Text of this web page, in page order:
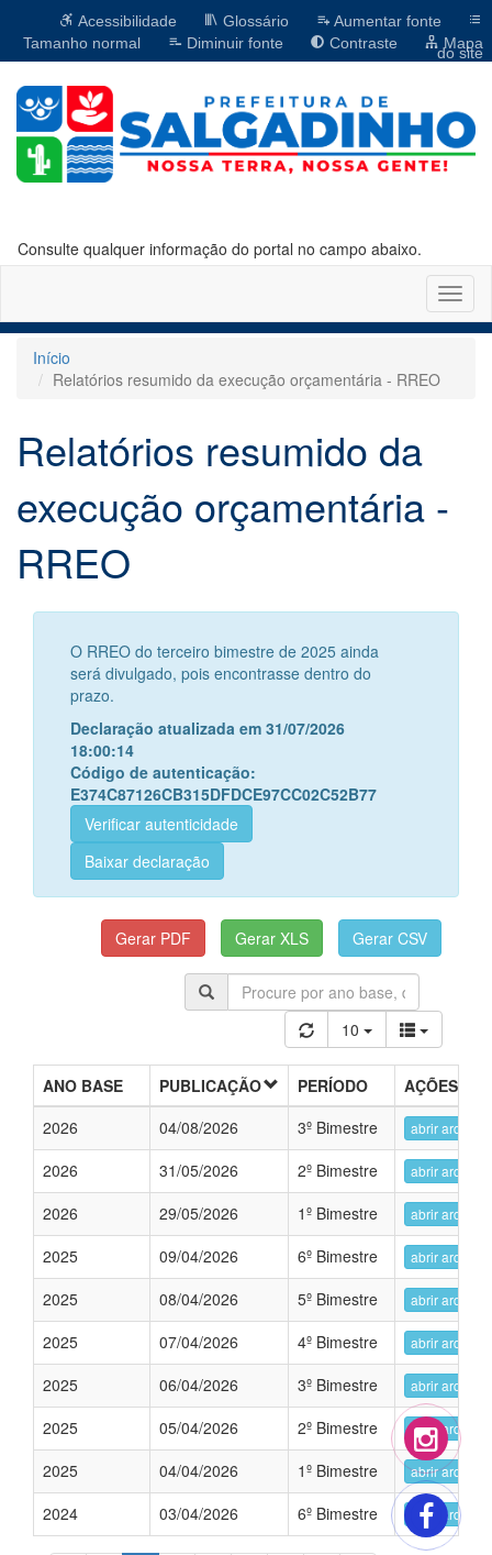
Acessibilidade Glossário
Aumentar fonte
Tamanho normal
Diminuir fonte Contraste Mapa
do site
Consulte qualquer informação do portal no campo abaixo.
Início
Relatórios resumido da execução orçamentária - RREO
Relatórios resumido da
execução orçamentária -
RREO
O RREO do terceiro bimestre de 2025 ainda
será divulgado, pois encontrasse dentro do
prazo.
Declaração atualizada em 31/07/2026
18:00:14
Código de autenticação:
E374C87126CB315DFDCE97CC02C52B77
Verificar autenticidade
Baixar declaração
10
ANO BASE PUBLICAÇÃO PERÍODO
AÇÕES
2026
04/08/2026 3º Bimestre abrir arquivo
2026 31/05/2026 2º Bimestre abrir arquivo
2026 29/05/2026 1º Bimestre abrir arquivo
2025 09/04/2026 6º Bimestre abrir arquivo
2025 08/04/2026 5º Bimestre abrir arquivo
2025 07/04/2026 4º Bimestre abrir arquivo
2025 06/04/2026 3º Bimestre abrir arquivo
2025 05/04/2026 2º Bimestre abrir arquivo
2025 04/04/2026 1º Bimestre abrir arquivo
2024 03/04/2026 6º Bimestre abrir arquivo